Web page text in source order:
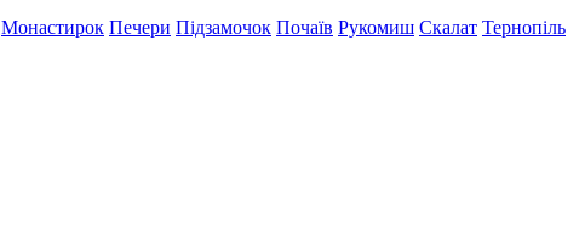
Монастирок Печери Підзамочок Почаїв Рукомиш Скалат Тернопіль